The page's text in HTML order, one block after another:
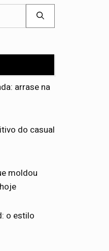
arrase na
do casual
moldou
o estilo